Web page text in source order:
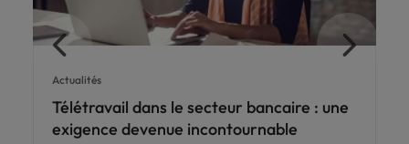
Actualités
Télétravail dans le secteur bancaire : une
exigence devenue incontournable